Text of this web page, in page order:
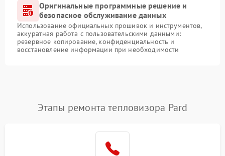
Оригинальные программные решение и
безопасное обслуживание данных
Использование официальных прошивок и инструментов,
аккуратная работа с пользовательскими данными:
резервное копирование, конфиденциальность и
восстановление информации при необходимости
Этапы ремонта тепловизора Pard